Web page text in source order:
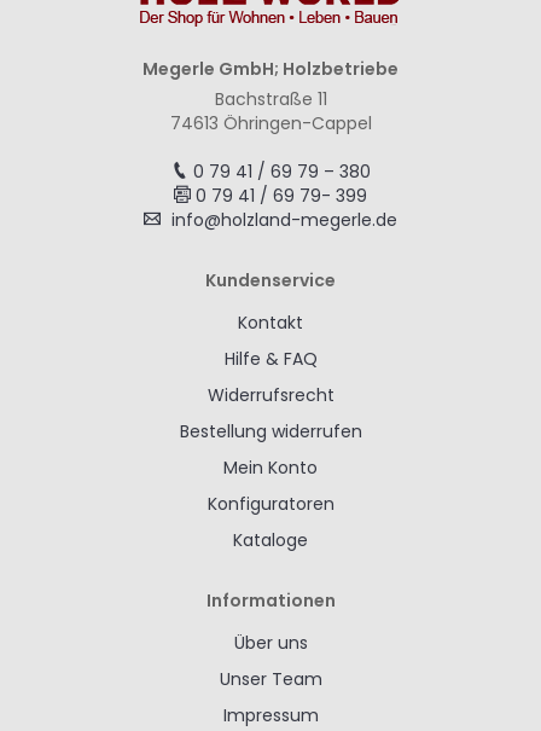
Megerle GmbH; Holzbetriebe
Bachstraße 11
74613 Öhringen-Cappel
0 79 41 / 69 79 – 380
0 79 41 / 69 79- 399
info@holzland-megerle.de
Kundenservice
Kontakt
Hilfe & FAQ
Widerrufsrecht
Bestellung widerrufen
Mein Konto
Konfiguratoren
Kataloge
Informationen
Über uns
Unser Team
Impressum